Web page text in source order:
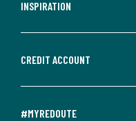
INSPIRATION
CREDIT ACCOUNT
#MYREDOUTE